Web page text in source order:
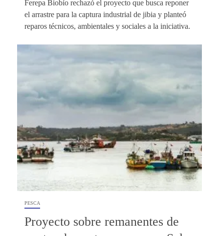
Ferepa Biobío rechazó el proyecto que busca reponer
el arrastre para la captura industrial de jibia y planteó
reparos técnicos, ambientales y sociales a la iniciativa.
PESCA
Proyecto sobre remanentes de